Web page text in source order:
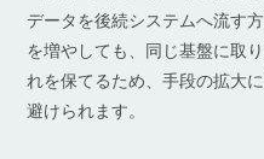
データを後続システムへ流す
を増やしても、同じ基盤に取
れを保てるため、手段の拡大
避けられます。